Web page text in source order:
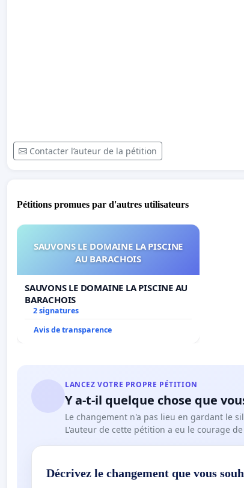
Contacter l’auteur de la pétition
Pétitions promues par d'autres utilisateurs
SAUVONS LE DOMAINE LA PISCINE
AU BARACHOIS
SAUVONS LE DOMAINE LA PISCINE AU
BARACHOIS
2 signatures
Avis de transparence
LANCEZ VOTRE PROPRE PÉTITION
Y a-t-il quelque chose que
Le changement n'a pas lieu en gardant le
L'auteur de cette pétition a eu le courage
Décrivez le changement que vous